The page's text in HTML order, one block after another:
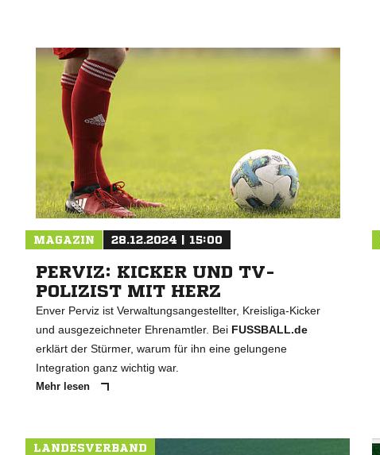
MAGAZIN 28.12.2024 | 15:00
PERVIZ: KICKER UND TV-
POLIZIST MIT HERZ
Enver Perviz ist Verwaltungsangestellter, Kreisliga-Kicker
und ausgezeichneter Ehrenamtler. Bei FUSSBALL.de
erklärt der Stürmer, warum für ihn eine gelungene
Integration ganz wichtig war.
Mehr lesen
LANDESVERBAND